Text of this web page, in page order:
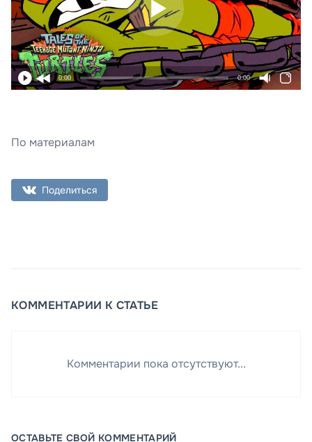
0:00 0:00
По материалам
Поделиться
КОММЕНТАРИИ К СТАТЬЕ
Комментарии пока отсутствуют...
ОСТАВЬТЕ СВОЙ КОММЕНТАРИЙ